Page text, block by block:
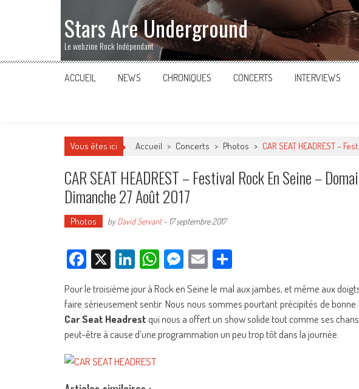
Stars Are Underground
Le webzine Rock Indépendant
ACCUEIL NEWS CHRONIQUES CONCERTS INTERVIEWS
Vous êtes ici Accueil > Concerts > Photos > CAR SEAT HEADREST –
CAR SEAT HEADREST – Festival Rock En Seine –
Dimanche 27 Août 2017
Photos byDavid Servant- 17 septembre 2017
Facebook
X LinkedIn
WhatsApp
Messenger
Email
Pour le troisième jour à Rock en Seine le mal aux jambes, et même aux
faire sérieusement sentir. Nous nous sommes pourtant précipités de
Car Seat Headrestqui nous a offert un show solide tout comme ses
peut-être à cause d’une programmation un peu trop tôt dans la journée.